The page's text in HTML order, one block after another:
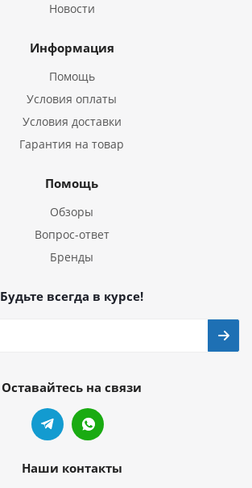
Новости
Информация
Помощь
Условия оплаты
Условия доставки
Гарантия на товар
Помощь
Обзоры
Вопрос-ответ
Бренды
Будьте всегда в курсе!
Оставайтесь на связи
Наши контакты